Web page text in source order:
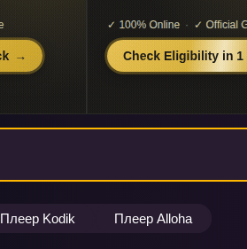
Плеер Kodik Плеер Alloha